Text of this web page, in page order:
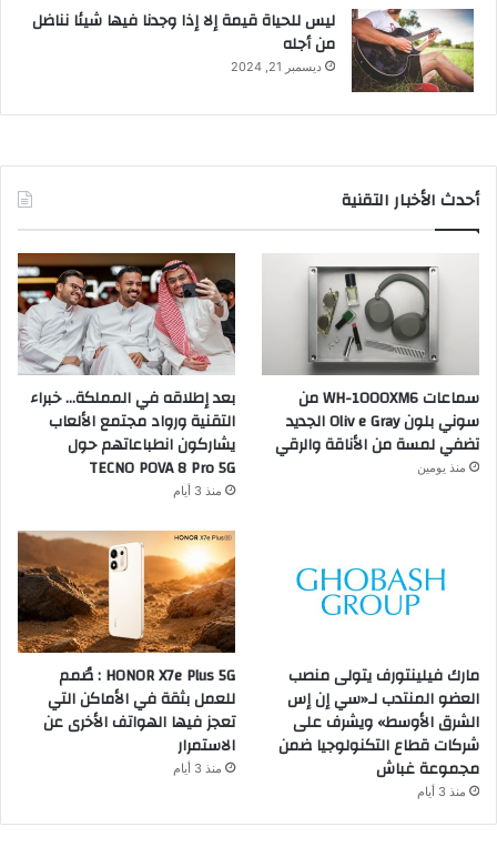
ليس للحياة قيمة إلا إذا وجدنا فيها شيئا نناضل
من أجله
ديسمبر 21, 2024
أحدث الأخبار التقنية
سماعات WH-1000XM6 من
سوني بلون Oliv e Gray الجديد
تضفي لمسة من الأناقة والرقي
منذ يومين
بعد إطلاقه في المملكة… خبراء
التقنية ورواد مجتمع الألعاب
يشاركون انطباعاتهم حول
TECNO POVA 8 Pro 5G
منذ 3 أيام
مارك فيلينتورف يتولى منصب
العضو المنتدب لـ«سي إن إس
الشرق الأوسط» ويشرف على
شركات قطاع التكنولوجيا ضمن
مجموعة غباش
منذ 3 أيام
HONOR X7e Plus 5G : صُمم
للعمل بثقة في الأماكن التي
تعجز فيها الهواتف الأخرى عن
الاستمرار
منذ 3 أيام